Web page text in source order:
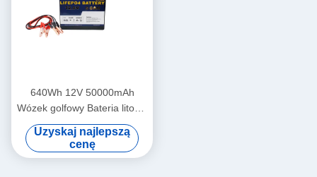
640Wh 12V 50000mAh
Wózek golfowy Bateria litowa
do wózka golfowego
Uzyskaj najlepszą
cenę